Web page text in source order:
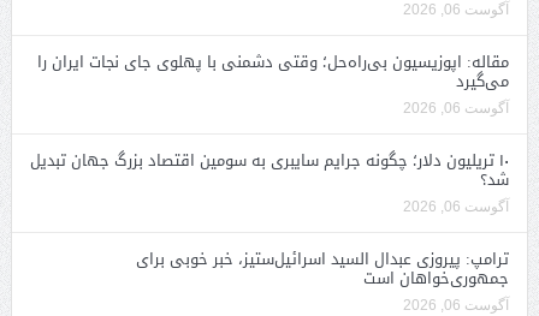
آگوست 06, 2026
مقاله: اپوزیسیون بی‌راه‌حل؛ وقتی دشمنی با پهلوی جای نجات ایران را
می‌گیرد
آگوست 06, 2026
۱۰ تریلیون دلار؛ چگونه جرایم سایبری به سومین اقتصاد بزرگ جهان تبدیل
شد؟
آگوست 06, 2026
ترامپ: پیروزی عبدال السید اسرائیل‌ستیز، خبر خوبی برای
جمهوری‌خواهان است
آگوست 06, 2026